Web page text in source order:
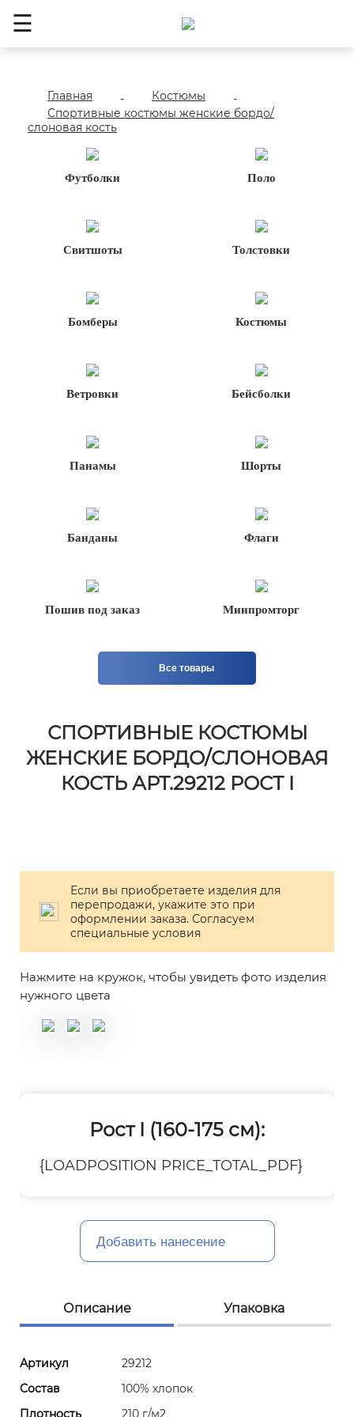
☰
Главная - Костюмы
-
Спортивные костюмы женские бордо/
слоновая кость
Футболки Поло
Свитшоты Толстовки
Бомберы Костюмы
Ветровки Бейсболки
Панамы Шорты
Банданы Флаги
Пошив под заказ Минпромторг
Все товары
СПОРТИВНЫЕ КОСТЮМЫ
ЖЕНСКИЕ БОРДО/СЛОНОВАЯ
КОСТЬ АРТ.29212 РОСТ I
Если вы приобретаете изделия для
перепродажи, укажите это при
оформлении заказа. Согласуем
специальные условия
Нажмите на кружок, чтобы увидеть фото изделия
нужного цвета
Рост I (160-175 см):
{LOADPOSITION PRICE_TOTAL_PDF}
Добавить нанесение
Описание Упаковка
Артикул
29212
Состав
100% хлопок
Плотность
210 г/м2